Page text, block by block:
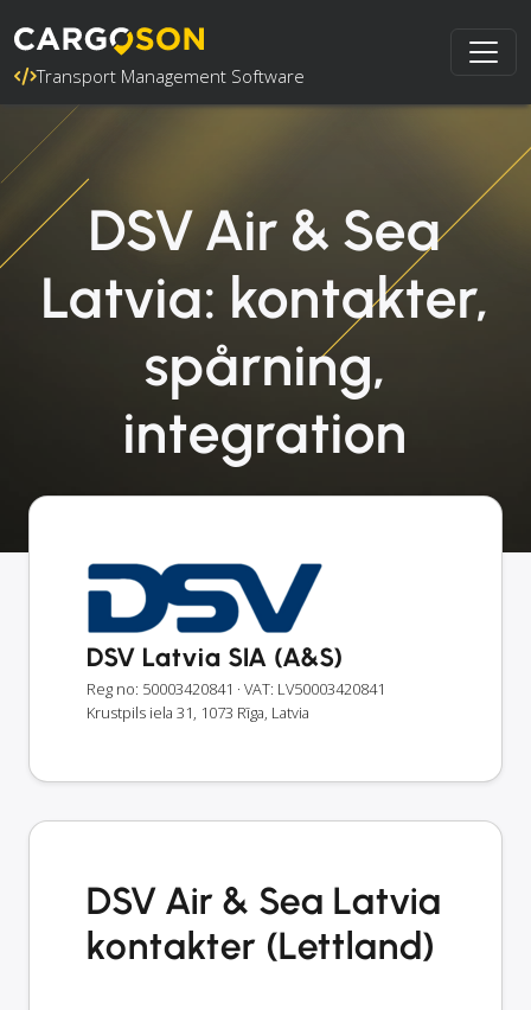
Transport Management Software
DSV Air & Sea
Latvia: kontakter,
spårning,
integration
DSV Latvia SIA (A&S)
Reg no: 50003420841 · VAT: LV50003420841
Krustpils iela 31, 1073 Rīga, Latvia
DSV Air & Sea Latvia
kontakter (Lettland)